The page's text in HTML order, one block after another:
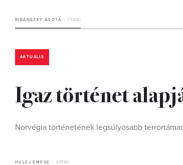
RIBÁNSZKY ÁGOTA 7 PERC
AKTUÁLIS
Igaz történet
Norvégia történetének legsúlyosabb
HULEJ EMESE 4 PERC